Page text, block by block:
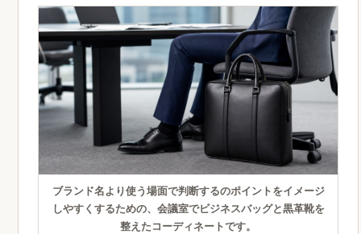
ブランド名より使う場面で判断するのポイントをイメージ
しやすくするための、会議室でビジネスバッグと黒革靴を
整えたコーディネートです。